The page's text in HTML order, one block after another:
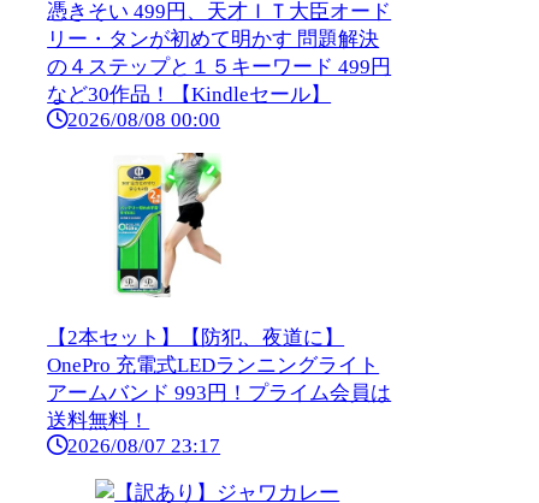
憑きそい 499円、天才ＩＴ大臣オード
リー・タンが初めて明かす 問題解決
の４ステップと１５キーワード 499円
など30作品！【Kindleセール】
2026/08/08 00:00
【2本セット】【防犯、夜道に】
OnePro 充電式LEDランニングライト
アームバンド 993円！プライム会員は
送料無料！
2026/08/07 23:17